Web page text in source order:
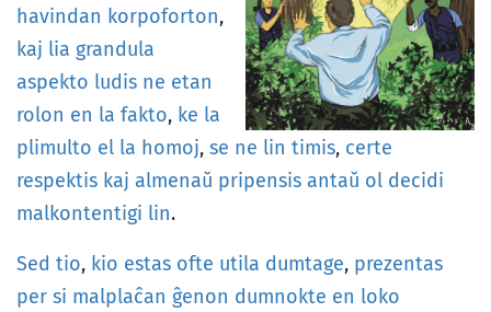
havindan korpoforton,
kaj lia grandula
aspekto ludis ne etan
rolon en la fakto, ke la
plimulto el la homoj, se ne lin timis, certe
respektis kaj almenaŭ pripensis antaŭ ol decidi
malkontentigi lin.
Sed tio, kio estas ofte utila dumtage, prezentas
per si malplaĉan ĝenon dumnokte en loko